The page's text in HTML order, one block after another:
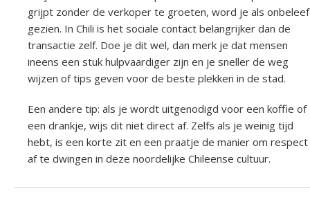
grijpt zonder de verkoper te groeten, word je als
gezien. In Chili is het sociale contact belangrijker dan de
transactie zelf. Doe je dit wel, dan merk je dat mensen
ineens een stuk hulpvaardiger zijn en je sneller de weg
wijzen of tips geven voor de beste plekken in de stad.
Een andere tip: als je wordt uitgenodigd voor een koffie of
een drankje, wijs dit niet direct af. Zelfs als je weinig tijd
hebt, is een korte zit en een praatje de manier om respect
af te dwingen in deze noordelijke Chileense cultuur.